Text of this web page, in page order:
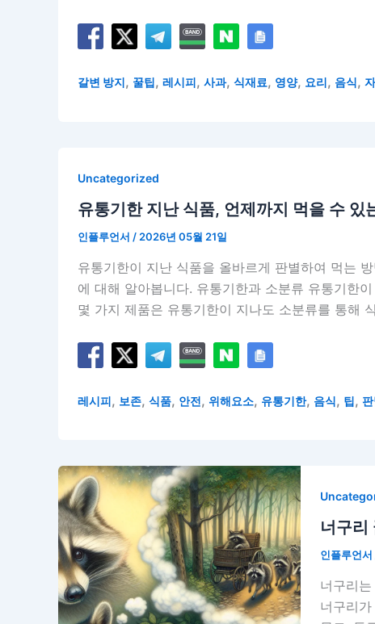
갈변 방지, 꿀팁, 레시피, 사과, 식재료, 영양, 요리, 음식,
Uncategorized
유통기한 지난 식품, 언제까지 먹을 수 있
인플루언서 / 2026년 05월 21일
유통기한이 지난 식품을 올바르게 판별하여 먹는
에 대해 알아봅니다. 유통기한과 소분류 유통기한
몇 가지 제품은 유통기한이 지나도 소분류를 통해
레시피, 보존, 식품, 안전, 위해요소, 유통기한, 음식, 팁,
너구리
인플루언서
너구리
너구리